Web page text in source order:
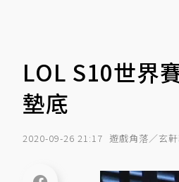
LOL S10世界
墊底
2020-09-26 21:17 遊戲角落／玄